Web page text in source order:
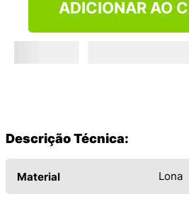
ADICIONAR AO
Descrição Técnica:
Material Lona